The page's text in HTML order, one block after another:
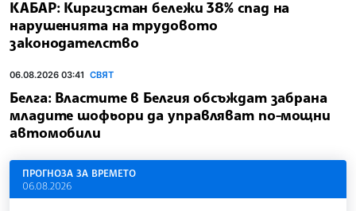
КАБАР: Киргизстан бележи 38% спад на
нарушенията на трудовото
законодателство
06.08.2026 03:41 СВЯТ
Белга: Властите в Белгия обсъждат забрана
младите шофьори да управляват по-мощни
автомобили
ПРОГНОЗА ЗА ВРЕМЕТО
06.08.2026